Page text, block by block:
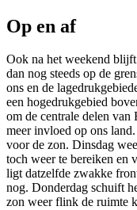
Op en af
Ook na het weekend
dan nog steeds op de
ons en de
een hogedrukgebied
om de centrale delen
meer invloed op ons
voor de zon. Dinsdag
toch weer te bereiken en
ligt datzelfde zwakke
nog. Donderdag schuift
zon weer flink de ruimte